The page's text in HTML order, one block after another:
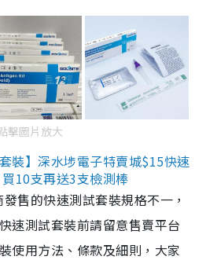
擊圖片放大
裝】深水埗電子特賣城$15快速
10支再送3支檢測棒
售的快速測試套裝規格不一，
速測試套裝前請留意售賣平台
使用方法、條款及細則，大家